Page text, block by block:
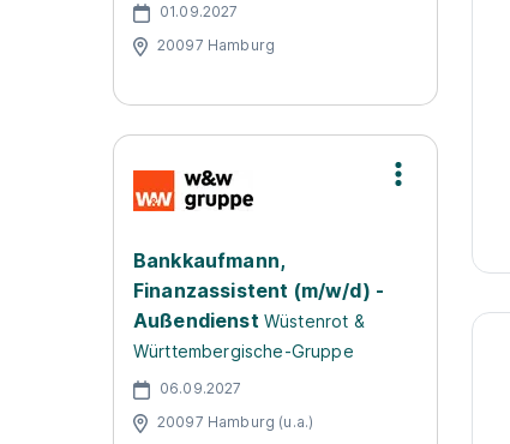
01.09.2027
20097 Hamburg
Bankkaufmann,
Finanzassistent (m/w/d) -
Außendienst Wüstenrot &
Württembergische-Gruppe
06.09.2027
20097 Hamburg (u.a.)